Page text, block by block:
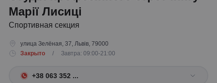
Марії Лисиці
Спортивная секция
улица Зелёная, 37, Львів, 79000
Закрыто
/ Завтра: 09:00-21:00
+38 063 352 ...